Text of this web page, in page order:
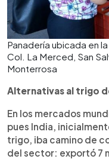
Panadería ubicada en
Col. La Merced, San
Monterrosa
Alternativas al trigo
En los mercados
pues India,
trigo, iba camino de
del sector: exportó 7